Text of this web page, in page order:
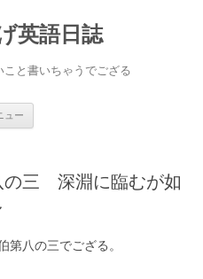
英語日誌
と書いちゃうでござる
ュー
ス
三 深淵に臨むが如
第八の三でござる。